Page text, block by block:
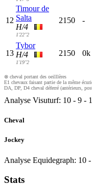
12
Timour de
Salta
H/4
1'22"2
2150 -
13
Tybor
H/4
1'19"2
2150 0k
⊗ cheval portant des oeilllères
E1 chevaux faisant partie de la même
DA, DP, D4 cheval déferré (antérieurs,
Analyse Visuturf: 10 - 9 -
Cheval
Jockey
Analyse Equidegraph: 10 -
Stats